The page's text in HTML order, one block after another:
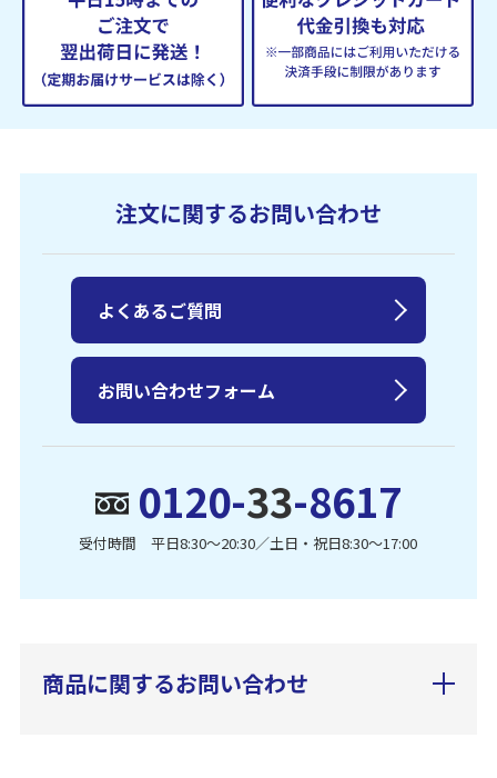
注文に関するお問い合わせ
0120-33-8617
受付時間 平日8:30〜20:30／土日・祝日8:30〜17:00
よくあるご質問
お問い合わせフォーム
商品に関するお問い合わせ